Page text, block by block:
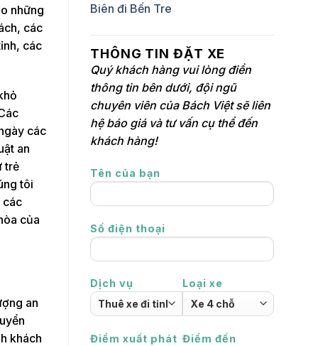
những
các
các
các
an
trẻ
tôi
các
của
an
khách
Biên đi Bến Tre
THÔNG TIN ĐẶT XE
Quý khách hàng vui lòng điền
thông tin bên dưới, đội ngũ
chuyên viên của Bách Việt sẽ liên
hệ báo giá và tư vấn cụ thể đến
khách hàng!
Tên của bạn
Số điện thoại
Dịch vụ Loại xe
Điểm xuất phát Điểm đến